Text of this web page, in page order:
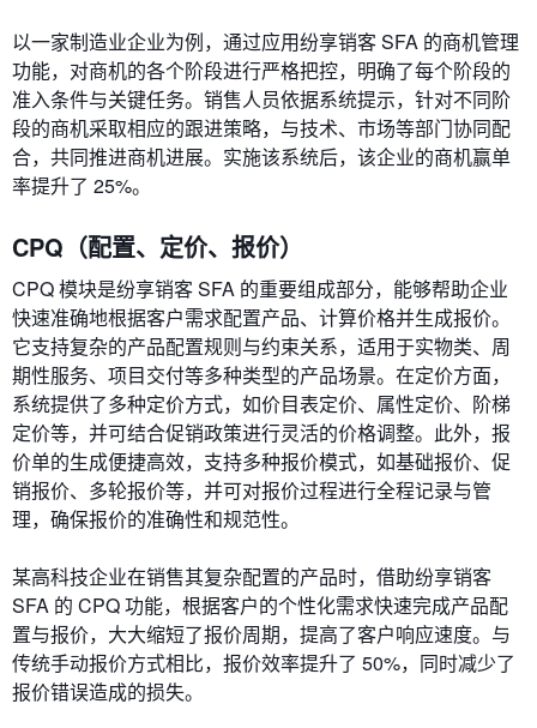
以一家制造业企业为例，通过应用纷享销客 SFA 的商机管理
功能，对商机的各个阶段进行严格把控，明确了每个阶段的
准入条件与关键任务。销售人员依据系统提示，针对不同阶
段的商机采取相应的跟进策略，与技术、市场等部门协同配
合，共同推进商机进展。实施该系统后，该企业的商机赢单
率提升了 25%。
CPQ（配置、定价、报价）
CPQ 模块是纷享销客 SFA 的重要组成部分，能够帮助企业
快速准确地根据客户需求配置产品、计算价格并生成报价。
它支持复杂的产品配置规则与约束关系，适用于实物类、周
期性服务、项目交付等多种类型的产品场景。在定价方面，
系统提供了多种定价方式，如价目表定价、属性定价、阶梯
定价等，并可结合促销政策进行灵活的价格调整。此外，报
价单的生成便捷高效，支持多种报价模式，如基础报价、促
销报价、多轮报价等，并可对报价过程进行全程记录与管
理，确保报价的准确性和规范性。
某高科技企业在销售其复杂配置的产品时，借助纷享销客
SFA 的 CPQ 功能，根据客户的个性化需求快速完成产品配
置与报价，大大缩短了报价周期，提高了客户响应速度。与
传统手动报价方式相比，报价效率提升了 50%，同时减少了
报价错误造成的损失。